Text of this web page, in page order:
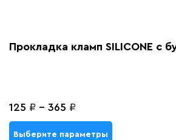
Прокладка кламп SILICONE с
125 ₽ - 365 ₽
Выберите параметры